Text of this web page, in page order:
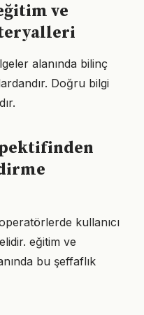
ve
alanında bilinç
Doğru bilgi
kullanıcı
eğitim ve
bu şeffaflık